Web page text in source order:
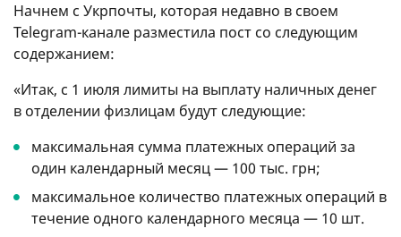
Начнем с Укрпочты, которая недавно в своем
Telegram-канале разместила пост со следующим
содержанием:
«Итак, с 1 июля лимиты на выплату наличных денег
в отделении физлицам будут следующие:
максимальная сумма платежных операций за
один календарный месяц — 100 тыс. грн;
максимальное количество платежных операций в
течение одного календарного месяца — 10 шт.